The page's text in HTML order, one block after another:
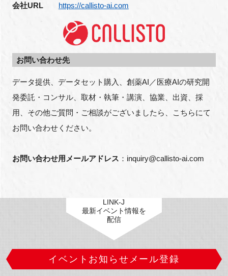
会社URL https://callisto-ai.com
お問い合わせ先
データ提供、データセット購入、創薬AI／医療AIの研究開
発委託・コンサル、取材・執筆・講演、協業、出資、採
用、その他ご質問・ご相談がございましたら、こちらにて
お問い合わせください。
お問い合わせ用メールアドレス ：inquiry@callisto-ai.com
LINK-J
最新イベント情報を
配信
イベントお知らせメール登録